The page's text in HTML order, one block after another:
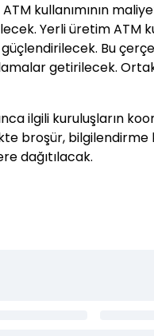
kullanımının
Yerli üretim ATM
güçlendirilecek. Bu
getirilecek.
ilgili kuruluşların
broşür, bilgilendirme
dağıtılacak.